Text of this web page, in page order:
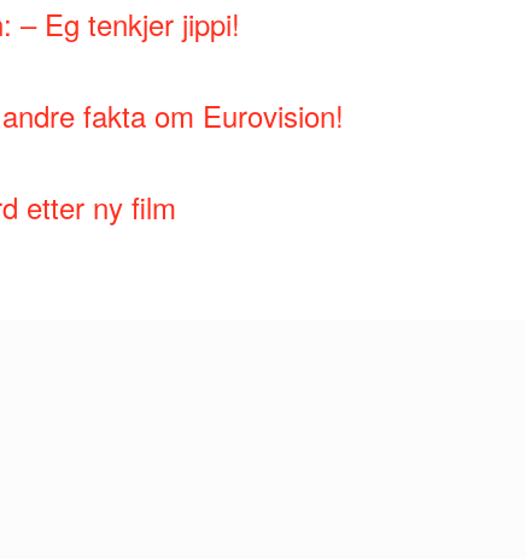
– Eg tenkjer jippi!
fakta om Eurovision!
etter ny film